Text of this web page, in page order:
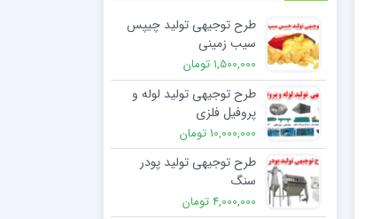
طرح توجیهی تولید چیپس
سیب زمینی
1,500,000 تومان
طرح توجیهی تولید لوله و
پروفیل فلزی
10,000,000 تومان
طرح توجیهی تولید پودر
سنگ
4,000,000 تومان